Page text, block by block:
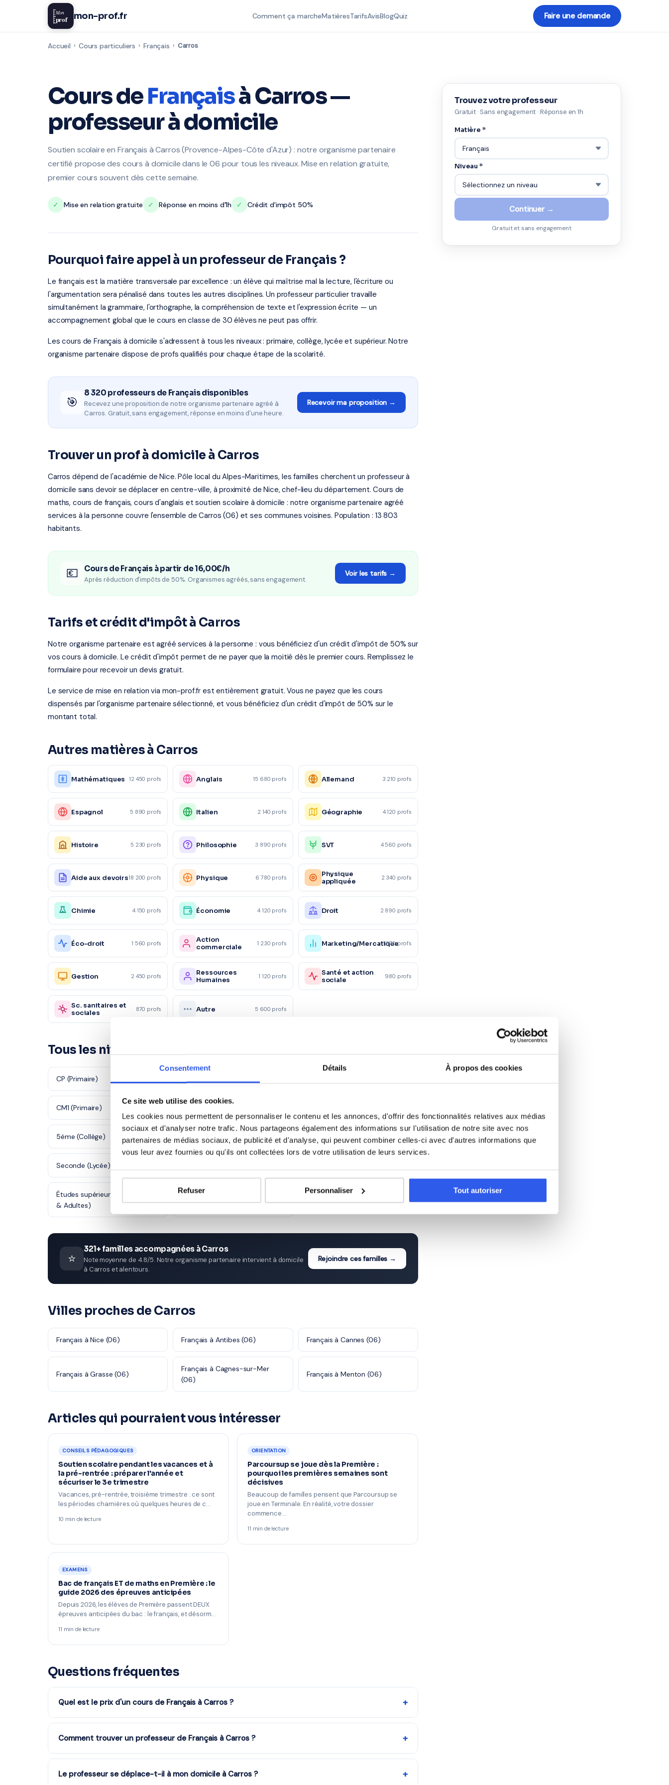
Consentement Détails À propos des cookies
Ce site web utilise des cookies.
Les cookies nous permettent de personnaliser le contenu et les annonces, d'offrir des fonctionnalités relatives aux médias
sociaux et d'analyser notre trafic. Nous partageons également des informations sur l'utilisation de notre site avec nos
partenaires de médias sociaux, de publicité et d'analyse, qui peuvent combiner celles-ci avec d'autres informations que
vous leur avez fournies ou qu'ils ont collectées lors de votre utilisation de leurs services.
Refuser Personnaliser Tout autoriser
Mon
prof mon-prof.fr Comment ça marcheMatièresTarifsAvisBlogQuiz Faire une demande
Accueil › Cours particuliers › Français › Carros
Cours deFrançaisà Carros —
professeur à domicile
Soutien scolaire en Français à Carros (Provence-Alpes-Côte d'Azur) : notre organisme partenaire
certifié propose des cours à domicile dans le 06 pour tous les niveaux. Mise en relation gratuite,
premier cours souvent dès cette semaine.
✓ Mise en relation gratuite ✓ Réponse en moins d'1h ✓ Crédit d'impôt 50%
Pourquoi faire appel à un professeur de Français ?
Le français est la matière transversale par excellence : un élève qui maîtrise mal la lecture, l'écriture ou
l'argumentation sera pénalisé dans toutes les autres disciplines. Un professeur particulier travaille
simultanément la grammaire, l'orthographe, la compréhension de texte et l'expression écrite — un
accompagnement global que le cours en classe de 30 élèves ne peut pas offrir.
Les cours de Français à domicile s'adressent à tous les niveaux : primaire, collège, lycée et supérieur. Notre
organisme partenaire dispose de profs qualifiés pour chaque étape de la scolarité.
🎯
8 320 professeurs de Français disponibles
Recevez une proposition de notre organisme partenaire agréé à
Carros. Gratuit, sans engagement, réponse en moins d'une heure.
Recevoir ma proposition →
Trouver un prof à domicile à Carros
Carros dépend de l'académie de Nice. Pôle local du Alpes-Maritimes, les familles cherchent un professeur à
domicile sans devoir se déplacer en centre-ville, à proximité de Nice, chef-lieu du département. Cours de
maths, cours de français, cours d'anglais et soutien scolaire à domicile : notre organisme partenaire agréé
services à la personne couvre l'ensemble de Carros (06) et ses communes voisines. Population : 13 803
habitants.
💶 Cours de Français à partir de 16,00€/h
Après réduction d'impôts de 50%. Organismes agréés, sans engagement.
Voir les tarifs →
Tarifs et crédit d'impôt à Carros
Notre organisme partenaire est agréé services à la personne : vous bénéficiez d'un crédit d'impôt de 50% sur
vos cours à domicile. Le crédit d'impôt permet de ne payer que la moitié dès le premier cours. Remplissez le
formulaire pour recevoir un devis gratuit.
Le service de mise en relation via mon-prof.fr est entièrement gratuit. Vous ne payez que les cours
dispensés par l'organisme partenaire sélectionné, et vous bénéficiez d'un crédit d'impôt de 50% sur le
montant total.
Autres matières à Carros
Mathématiques 12 450 profs Anglais 15 680 profs Allemand 3 210 profs
Espagnol 5 890 profs Italien 2 140 profs Géographie 4 120 profs
Histoire 5 230 profs Philosophie 3 890 profs SVT 4 560 profs
Aide aux devoirs18 200 profs Physique 6 780 profs
Physique
appliquée
2 340 profs
Chimie 4 150 profs Économie 4 120 profs Droit 2 890 profs
Éco-droit 1 560 profs
Action
commerciale
1 230 profs Marketing/Mercatique
1 870 profs
Gestion 2 450 profs
Ressources
Humaines
1 120 profs
Santé et action
sociale
980 profs
Sc. sanitaires et
sociales
870 profs Autre 5 600 profs
Tous les niveaux en Français à Carros
CP (Primaire)
CM1 (Primaire)
5ème (Collège) 4ème (Collège) 3ème (Collège)
Seconde (Lycée)
Études supérieures (Supérieur
& Adultes)
Adultes (Supérieur & Adultes)
⭐
321+ familles accompagnées à Carros
Note moyenne de 4.8/5. Notre organisme partenaire intervient à domicile
à Carros et alentours.
Rejoindre ces familles →
Villes proches de Carros
Français à Nice (06) Français à Antibes (06) Français à Cannes (06)
Français à Grasse (06)
Français à Cagnes-sur-Mer
(06)
Français à Menton (06)
Articles qui pourraient vous intéresser
CONSEILS PÉDAGOGIQUES
Soutien scolaire pendant les vacances et à
la pré-rentrée : préparer l'année et
sécuriser le 3e trimestre
Vacances, pré-rentrée, troisième trimestre : ce sont
les périodes charnières où quelques heures de c…
10 min de lecture
ORIENTATION
Parcoursup se joue dès la Première :
pourquoi les premières semaines sont
décisives
Beaucoup de familles pensent que Parcoursup se
joue en Terminale. En réalité, votre dossier
commence…
11 min de lecture
EXAMENS
Bac de français ET de maths en Première : le
guide 2026 des épreuves anticipées
Depuis 2026, les élèves de Première passent DEUX
épreuves anticipées du bac : le français, et désorm…
11 min de lecture
Questions fréquentes
Quel est le prix d'un cours de Français à Carros ? +
Les tarifs dépendent de la matière, du niveau et de la formule choisie. Notre organisme partenaire est agréé
services à la personne : vous bénéficiez du crédit d'impôt de 50%. Remplissez le formulaire pour recevoir un
Comment trouver un professeur de Français à Carros ? +
Remplissez notre formulaire en 2 minutes. Notre équipe vous met en relation avec notre organisme
partenaire à Carros et vous recevez des propositions en moins d'une heure. Service gratuit et sans
Le professeur se déplace-t-il à mon domicile à Carros ? +
Trouvez votre professeur
Gratuit · Sans engagement · Réponse en 1h
Matière *
Niveau *
Continuer →
Gratuit et sans engagement